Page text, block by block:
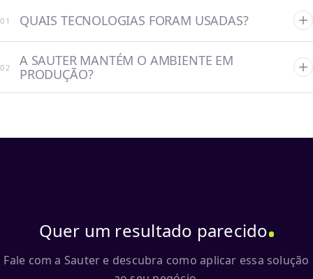
0 1 QUAIS TECNOLOGIAS FORAM USADAS?
0 2
A SAUTER MANTÉM O AMBIENTE EM
PRODUÇÃO?
Quer um resultado parecido
Fale com a Sauter e descubra como aplicar essa solução